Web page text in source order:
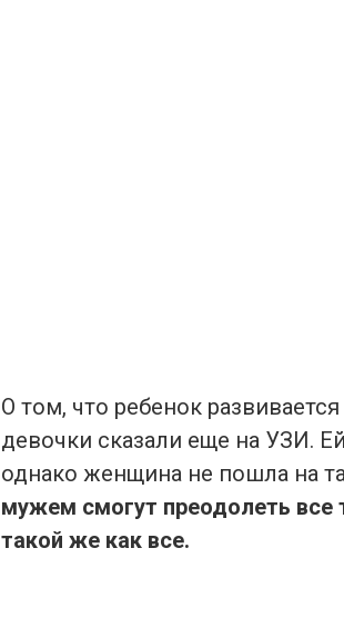
О том, что ребенок
девочки сказали еще на УЗИ.
однако женщина не пошла на
мужем смогут преодолеть все
такой же как все.